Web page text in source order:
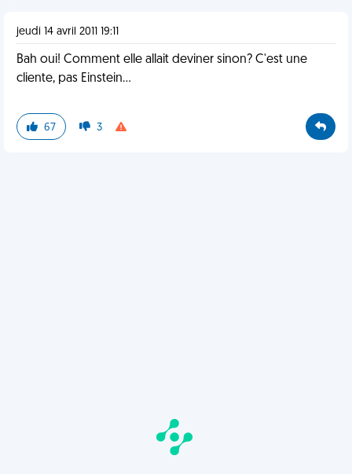
jeudi 14 avril 2011 19:11
Bah oui! Comment elle allait deviner sinon? C'est une
cliente, pas Einstein...
67 3